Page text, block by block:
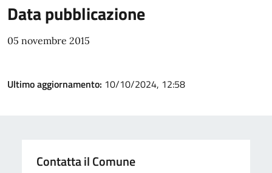
Data pubblicazione
05 novembre 2015
Ultimo aggiornamento: 10/10/2024, 12:58
Contatta il Comune